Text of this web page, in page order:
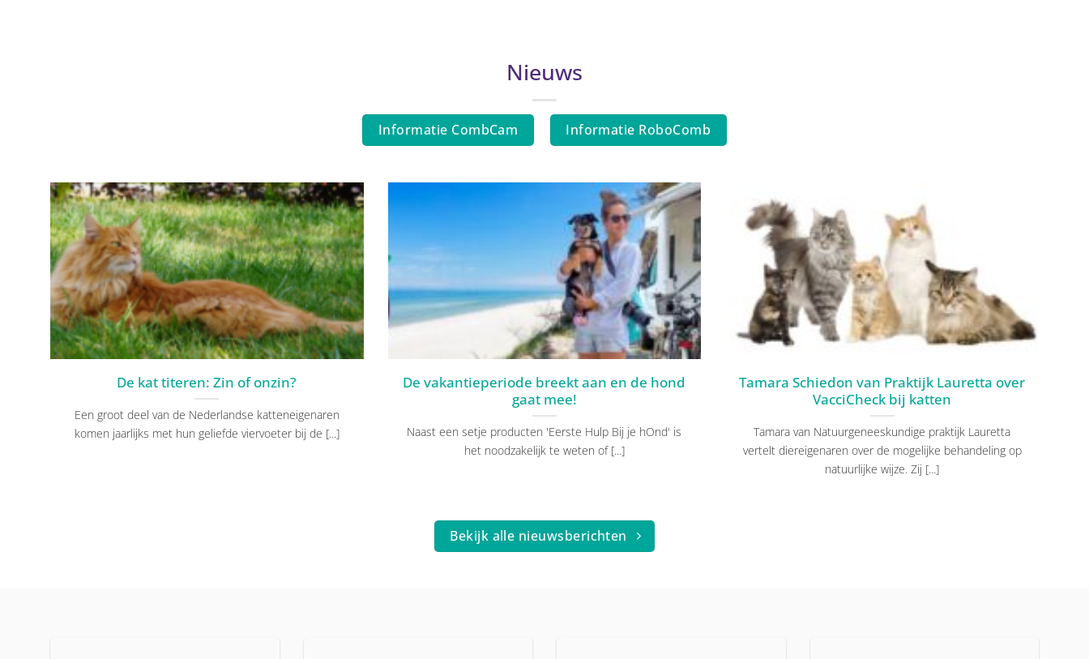
Nieuws
Informatie CombCam Informatie RoboComb
De kat titeren: Zin of onzin?
Een groot deel van de Nederlandse katteneigenaren
komen jaarlijks met hun geliefde viervoeter bij de [...]
De vakantieperiode breekt aan en de hond
gaat mee!
Naast een setje producten 'Eerste Hulp Bij je hOnd' is
het noodzakelijk te weten of [...]
Tamara Schiedon van Praktijk Lauretta over
VacciCheck bij katten
Tamara van Natuurgeneeskundige praktijk Lauretta
vertelt diereigenaren over de mogelijke behandeling op
natuurlijke wijze. Zij [...]
Bekijk alle nieuwsberichten